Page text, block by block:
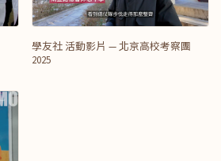
學友社 活動影片 — 北京高校考察團
2025